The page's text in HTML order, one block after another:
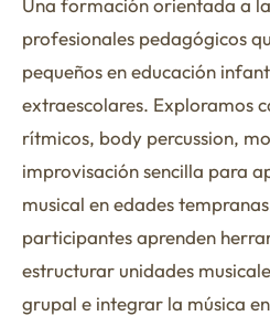
profesionales pedagógicos
pequeños en educación
extraescolares. Exploramos
rítmicos, body percussion,
improvisación sencilla para
musical en edades
participantes aprenden
estructurar unidades
grupal e integrar la música